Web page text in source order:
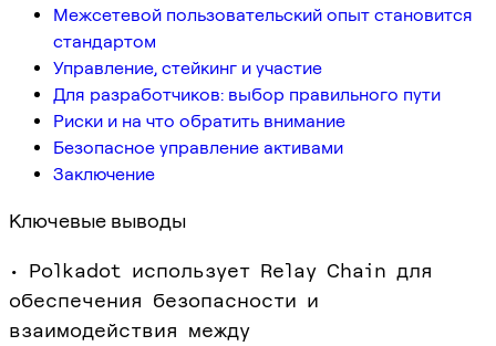
Межсетевой пользовательский опыт становится
стандартом
Управление, стейкинг и участие
Для разработчиков: выбор правильного пути
Риски и на что обратить внимание
Безопасное управление активами
Заключение
Ключевые выводы
• Polkadot использует Relay Chain для
обеспечения безопасности и
взаимодействия между